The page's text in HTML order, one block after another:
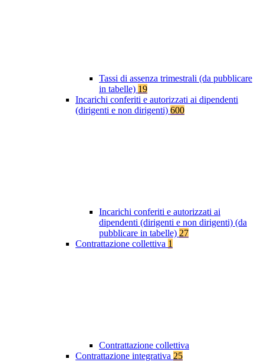
Tassi di assenza trimestrali (da pubblicare
in tabelle) 19
Incarichi conferiti e autorizzati ai dipendenti
(dirigenti e non dirigenti) 600
Incarichi conferiti e autorizzati ai
dipendenti (dirigenti e non dirigenti) (da
pubblicare in tabelle) 27
Contrattazione collettiva 1
Contrattazione collettiva
Contrattazione integrativa 25